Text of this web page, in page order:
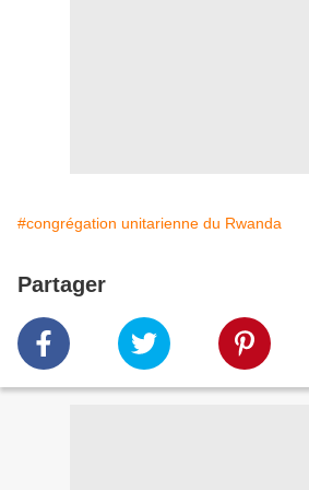
#congrégation unitarienne du Rwanda
Partager